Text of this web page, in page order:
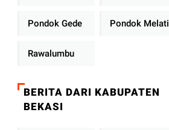
Pondok Gede Pondok Melati
Rawalumbu
BERITA DARI KABUPATEN
BEKASI